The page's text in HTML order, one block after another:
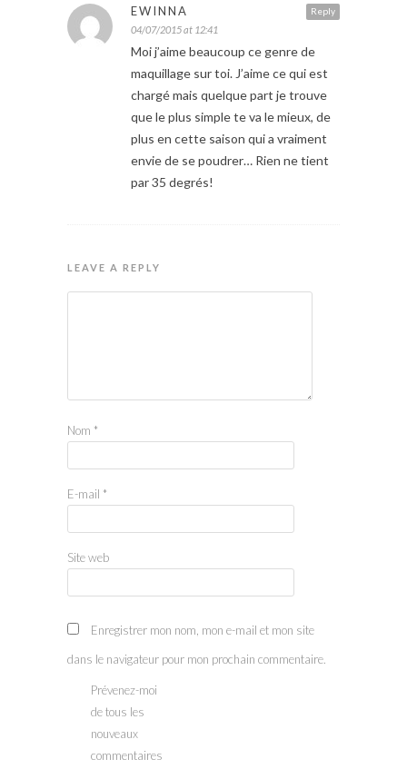
Reply
EWINNA
04/07/2015 at 12:41
Moi j’aime beaucoup ce genre de
maquillage sur toi. J’aime ce qui est
chargé mais quelque part je trouve
que le plus simple te va le mieux, de
plus en cette saison qui a vraiment
envie de se poudrer… Rien ne tient
par 35 degrés!
LEAVE A REPLY
Nom *
E-mail *
Site web
Enregistrer mon nom, mon e-mail et mon site
dans le navigateur pour mon prochain commentaire.
Prévenez-moi
de tous les
nouveaux
commentaires